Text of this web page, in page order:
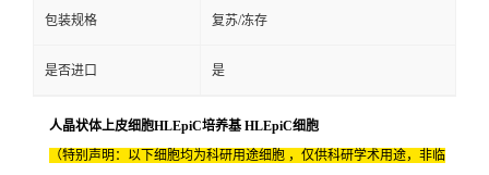
包装规格 复苏/冻存
是否进口 是
人晶状体上皮细胞HLEpiC培养基 HLEpiC细胞
（特别声明：以下细胞均为科研用途细胞 ，仅供科研学术用途，非临